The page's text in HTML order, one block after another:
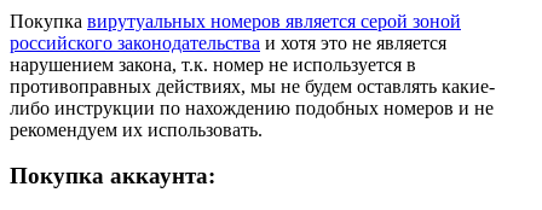
Покупка вирутуальных номеров является серой зоной
российского законодательства и хотя это не является
нарушением закона, т.к. номер не используется в
противоправных действиях, мы не будем оставлять какие-
либо инструкции по нахождению подобных номеров и не
рекомендуем их использовать.
Покупка аккаунта: